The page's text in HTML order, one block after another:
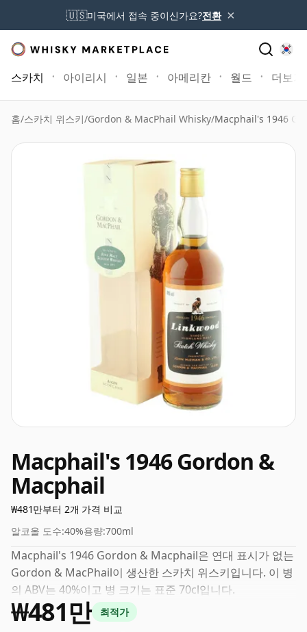
🇺🇸미국에서 접속 중이신가요?전환 ×
스카치 아이리시 일본 아메리칸 월드 더보기
홈/스카치 위스키/Gordon & MacPhail Whisky/Macphail's 1946
Macphail's 1946 Gordon &
Macphail
₩481만부터 2개 가격 비교
알코올 도수:40%용량:700ml
Macphail's 1946 Gordon & Macphail은 연대 표시가 없는
Gordon & MacPhail이 생산한 스카치 위스키입니다. 이 병
의 ABV는 40%이고 병 크기는 표준 70cl입니다.
₩481만
최적가